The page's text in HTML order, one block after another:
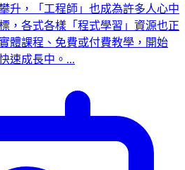
升，「工程師」也成為許多人心中
，各式各樣「程式學習」資源也正
體課程、免費或付費教學，開始
速成長中。...